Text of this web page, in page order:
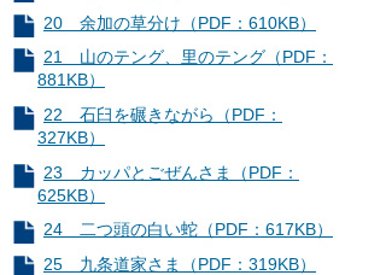
20 余加の草分け（PDF：610KB）
21 山のテング、里のテング（PDF：
881KB）
22 石臼を碾きながら（PDF：
327KB）
23 カッパとごぜんさま（PDF：
625KB）
24 二つ頭の白い蛇（PDF：617KB）
25 九条道家さま（PDF：319KB）